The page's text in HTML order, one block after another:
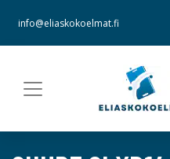
info@eliaskokoelmat.fi